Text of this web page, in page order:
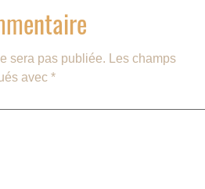
sera pas publiée.
Les champs
avec *